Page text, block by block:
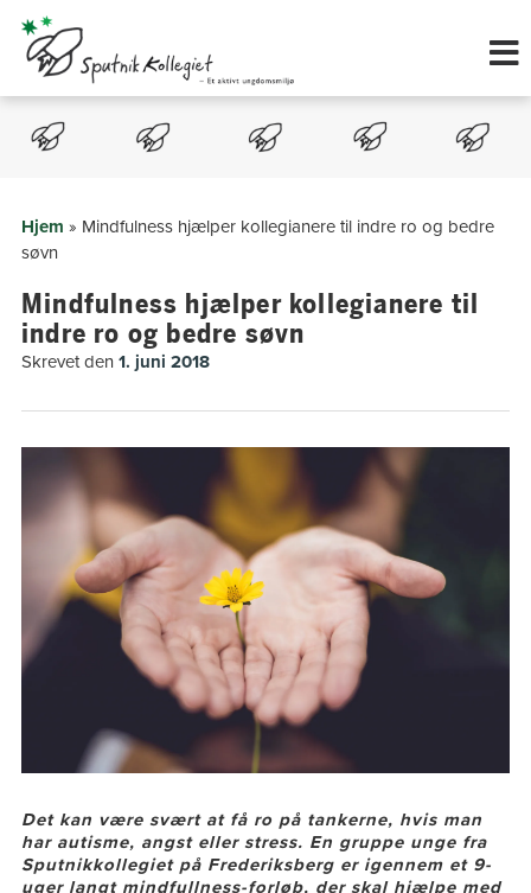
Hop
indholdet
Hjem » Mindfulness hjælper kollegianere til indre ro og bedre
søvn
Mindfulness hjælper kollegianere til
indre ro og bedre søvn
Skrevet den 1. juni 2018
Det kan være svært at få ro på tankerne, hvis man
har autisme, angst eller stress. En gruppe unge fra
Sputnikkollegiet på Frederiksberg er igennem et 9-
uger langt mindfullness-forløb, der skal hjælpe med